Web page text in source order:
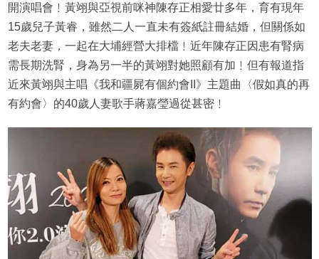
開演唱會﹗黃翊與亞視前咪神陳存正相愛廿多年，育有現年
15歲兒子黃睿，雖然二人一直未有簽紙註冊結婚，但關係如
老夫老妻，一起在大埔經營大排檔﹗近年陳存正因患有腎病
需長期洗腎，身為另一半的黃翊對她照顧有加﹗但有報道指
近來黃翊與主唱《我和疆屍有個約會II》主題曲〈假如真的再
有約會〉的40歲人妻歌手蔣嘉瑩過從甚密﹗